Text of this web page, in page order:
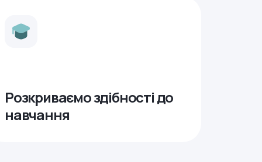
Розкриваємо здібності до
навчання